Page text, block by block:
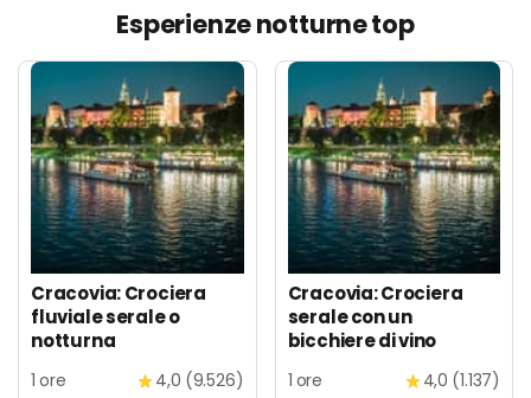
Esperienze notturne top
Cracovia: Crociera
fluviale serale o
notturna
1 ore 4,0 (9.526)
Cracovia: Crociera
serale con un
bicchiere di vino
1 ore 4,0 (1.137)